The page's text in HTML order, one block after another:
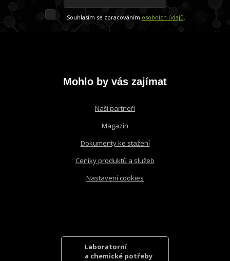
odeslat.
se
Souhlasím se zpracováním osobních údajů.
odeslat.
Mohlo by vás zajímat
Naši partneři
Magazín
Dokumenty ke stažení
Ceníky produktů a služeb
Nastavení cookies
Laboratorní
a chemické potřeby